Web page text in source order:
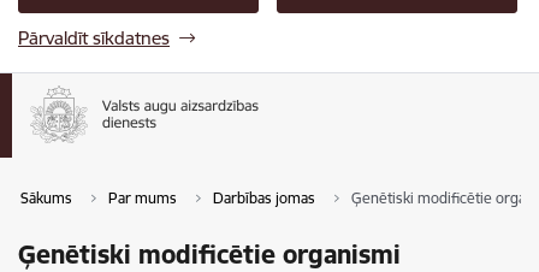
Pārvaldīt sīkdatnes
Sākums Par mums Darbības jomas Ģenētiski modificētie
Ģenētiski modificētie organismi